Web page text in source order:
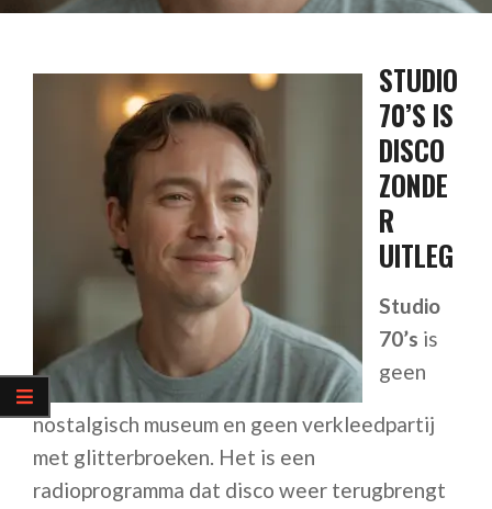
STUDIO
70’S IS
DISCO
ZONDE
R
UITLEG
Studio
70’s is
geen
nostalgisch museum en geen verkleedpartij
met glitterbroeken. Het is een
radioprogramma dat disco weer terugbrengt